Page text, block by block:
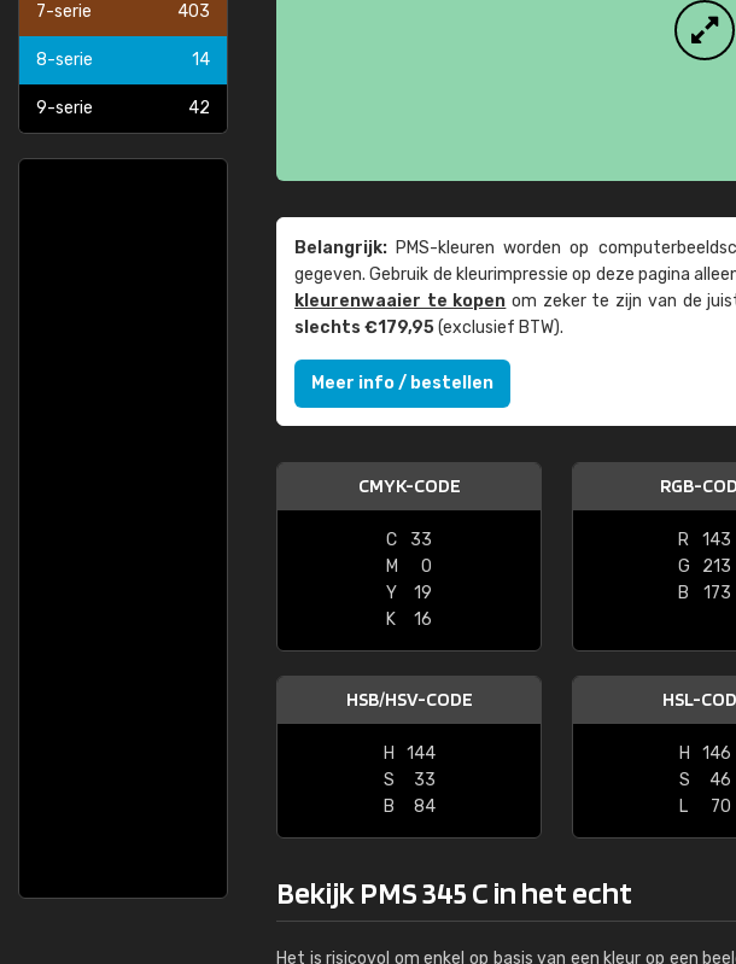
7-serie 403
8-serie 14
9-serie 42
Belangrijk: PMS-kleuren worden op
gegeven. Gebruik de kleur­impressie op deze pagina
kleuren­waaier te kopen om zeker te zijn van de
slechts €179,95(exclusief BTW).
Meer info / bestellen
CMYK-CODE
C
33
M
0
Y
19
K
16
RGB-
R
143
G
213
B
173
HSB/HSV-CODE
H
144
S
33
B
84
HSL-
H
146
S
46
L
70
Bekijk PMS 345 C in het echt
Het is risicovol om enkel op basis van een kleur op een